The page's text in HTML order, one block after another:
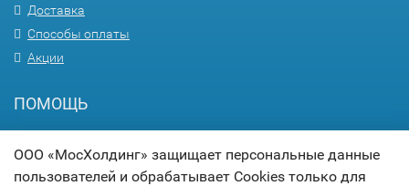
Доставка
Способы оплаты
Акции
ПОМОЩЬ
Гарантия
ООО «МосХолдинг» защищает персональные данные
пользователей и обрабатывает Cookies только для